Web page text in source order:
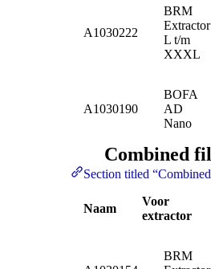
A1030222
BRM
Extractor
L t/m
XXXL
A1030190
BOFA
AD
Nano
Combined
Section titled
Naam
Voor
extractor
BRM